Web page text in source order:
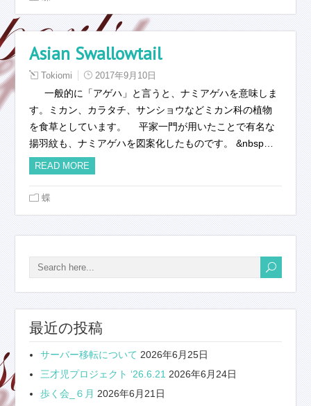
Asian Swallowtail
Tokiomi 2017年9月10日
一般的に「アゲハ」と言うと、ナミアゲハを意味しま
す。ミカン、カラタチ、サンショウなどミカン科の植物
を食草としています。 平家一門が用いたことで有名な
揚羽紋も、ナミアゲハを図案化したものです。 &nbsp…
READ MORE
蝶
最近の投稿
サーバー移転について 2026年6月25日
三才児プロジェクト ‘26.6.21 2026年6月24日
歩く会_６月 2026年6月21日